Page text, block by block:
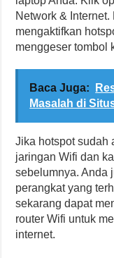
Network &
mengaktifkan
menggeser tombol
Baca Juga:
Masalah di
Jika hotspot sudah
jaringan Wifi dan
sebelumnya. Anda
perangkat yang
sekarang dapat
router Wifi untuk
internet.